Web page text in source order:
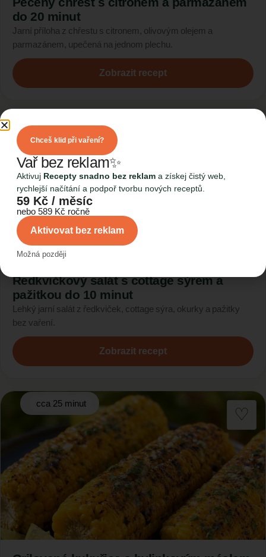
do 20 minut
Jarní příloha z chřestu s citronem, olivovým olejem a
parmazánem, upečená na jednom plechu.
Zobrazit recept
cca 10 minut
Ředkvičkový salát s cottage sýrem a
pažitkou do 10 minut
Lehký jarní salát z ředkviček, cottage sýra, okurky a pažitky
bez vaření.
Zobrazit recept
cca 25 minut
Chceš klid při vaření?
Vař bez reklam✨
Aktivuj Recepty snadno bez reklam a získej čistý web,
rychlejší načítání a podpoř tvorbu nových receptů.
59 Kč / měsíc
nebo 589 Kč ročně
Aktivovat bez reklam
Možná později